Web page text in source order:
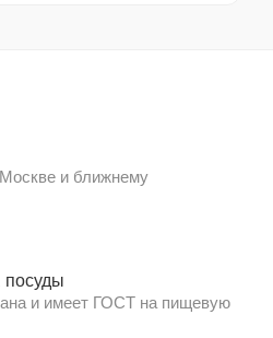
и ближнему
посуды
и имеет ГОСТ на пищевую